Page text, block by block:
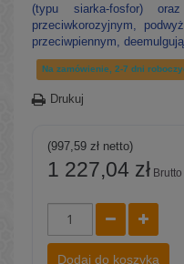
(typu siarka-fosfor)
przeciwkorozyjnym,
przeciwpiennym,
Na zamówienie, 2-7 dni
Drukuj
(997,59 zł netto)
1 227,04 zł Brutto
Dodaj do koszyka